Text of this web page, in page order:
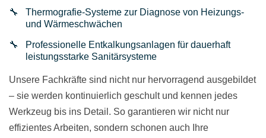
Thermografie-Systeme zur Diagnose von Heizungs-
und Wärmeschwächen
Professionelle Entkalkungsanlagen für dauerhaft
leistungsstarke Sanitärsysteme
Unsere Fachkräfte sind nicht nur hervorragend ausgebildet
– sie werden kontinuierlich geschult und kennen jedes
Werkzeug bis ins Detail. So garantieren wir nicht nur
effizientes Arbeiten, sondern schonen auch Ihre